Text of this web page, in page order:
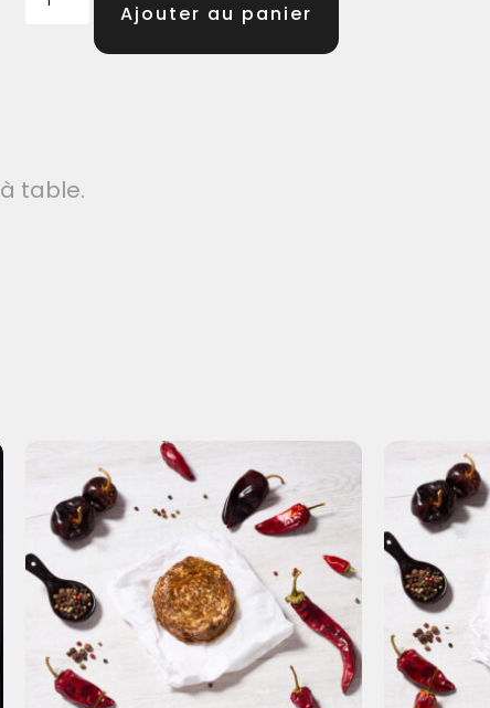
Ajouter au panier
table.